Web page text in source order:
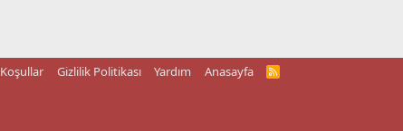
Koşullar Gizlilik Politikası Yardım Anasayfa
R